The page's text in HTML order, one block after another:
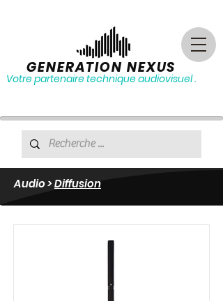
Votre partenaire technique audiovisuel .
GENERATION NEXUS
Audio>Diffusion